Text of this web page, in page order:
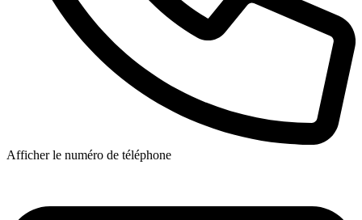
Afficher le numéro de téléphone